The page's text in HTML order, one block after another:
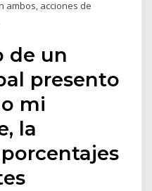
ambos, acciones de
de un
presento
mi
la